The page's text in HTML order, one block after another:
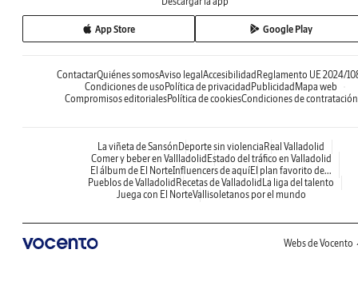
App Store Google Play
ContactarQuiénes somosAviso legal Accesibilidad Reglamento UE 2024/
Condiciones de uso Política de privacidad Publicidad Mapa web
Compromisos editorialesPolítica de cookiesCondiciones de contratación
La viñeta de Sansón Deporte sin violencia Real Valladolid
Comer y beber en Vallladolid Estado del tráfico en Valladolid
El álbum de El NorteInfluencers de aquíEl plan favorito de...
Pueblos de Valladolid Recetas de Valladolid La liga del talento
Juega con El NorteVallisoletanos por el mundo
Webs de Vocento